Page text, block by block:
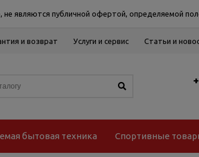
являются публичной офертой, определяемой
и возврат Услуги и сервис Статьи и
бытовая техника Спортивные